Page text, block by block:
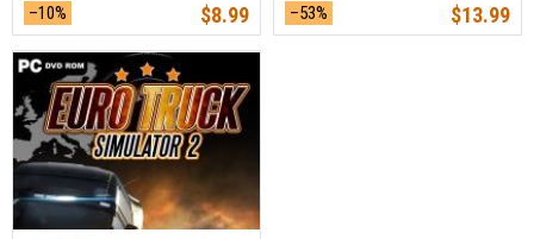
–10% $8.99 –53% $13.99